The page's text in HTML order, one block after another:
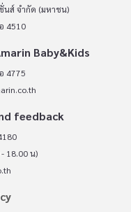
นส์ จำกัด (มหาชน)
4510
Baby&Kids
4775
feedback
18.00 น)